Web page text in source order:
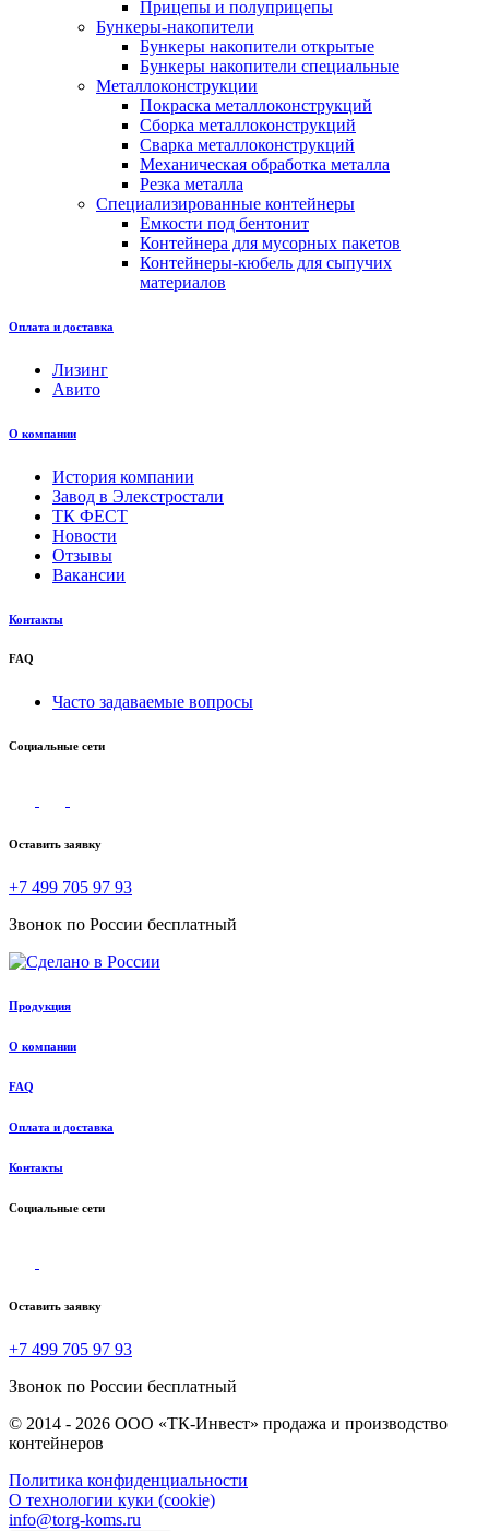
Прицепы и полуприцепы
Бункеры-накопители
Бункеры накопители открытые
Бункеры накопители специальные
Металлоконструкции
Покраска металлоконструкций
Сборка металлоконструкций
Сварка металлоконструкций
Механическая обработка металла
Резка металла
Специализированные контейнеры
Емкости под бентонит
Контейнера для мусорных пакетов
Контейнеры-кюбель для сыпучих
материалов
Оплата и доставка
Лизинг
Авито
О компании
История компании
Завод в Элекстростали
ТК ФЕСТ
Новости
Отзывы
Вакансии
Контакты
FAQ
Часто задаваемые вопросы
Социальные сети
Оставить заявку
+7 499 705 97 93
Звонок по России бесплатный
Продукция
О компании
FAQ
Оплата и доставка
Контакты
Социальные сети
Оставить заявку
+7 499 705 97 93
Звонок по России бесплатный
© 2014 - 2026 ООО «ТК-Инвест» продажа и производство
контейнеров
Политика конфиденциальности
О технологии куки (cookie)
info@torg-koms.ru